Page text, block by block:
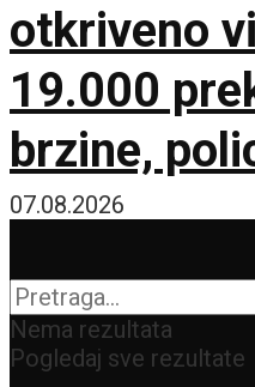
otkriveno
19.000
brzine,
na vozače
vikend
07.08.2026
Nema rezultata
Pogledaj sve rezultate